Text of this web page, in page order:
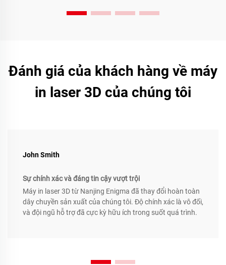
Đánh giá của khách hàng về máy
in laser 3D của chúng tôi
John Smith
Sự chính xác và đáng tin cậy vượt trội
Máy in laser 3D từ Nanjing Enigma đã thay đổi hoàn toàn
dây chuyền sản xuất của chúng tôi. Độ chính xác là vô đối,
và đội ngũ hỗ trợ đã cực kỳ hữu ích trong suốt quá trình.